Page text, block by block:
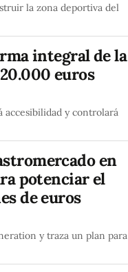
la zona deportiva del
integral de la
euros
accesibilidad y controlará
en
potenciar el
de euros
y traza un plan para